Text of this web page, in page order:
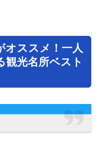
オススメ！一人
観光名所ベスト